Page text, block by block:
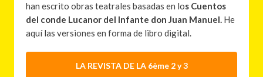
han escrito obras teatrales basadas en los Cuentos
del conde Lucanor del Infante don Juan Manuel. He
aquí las versiones en forma de libro digital.
LA REVISTA DE LA 6ème 2 y 3